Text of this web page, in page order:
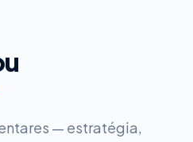
— estratégia,